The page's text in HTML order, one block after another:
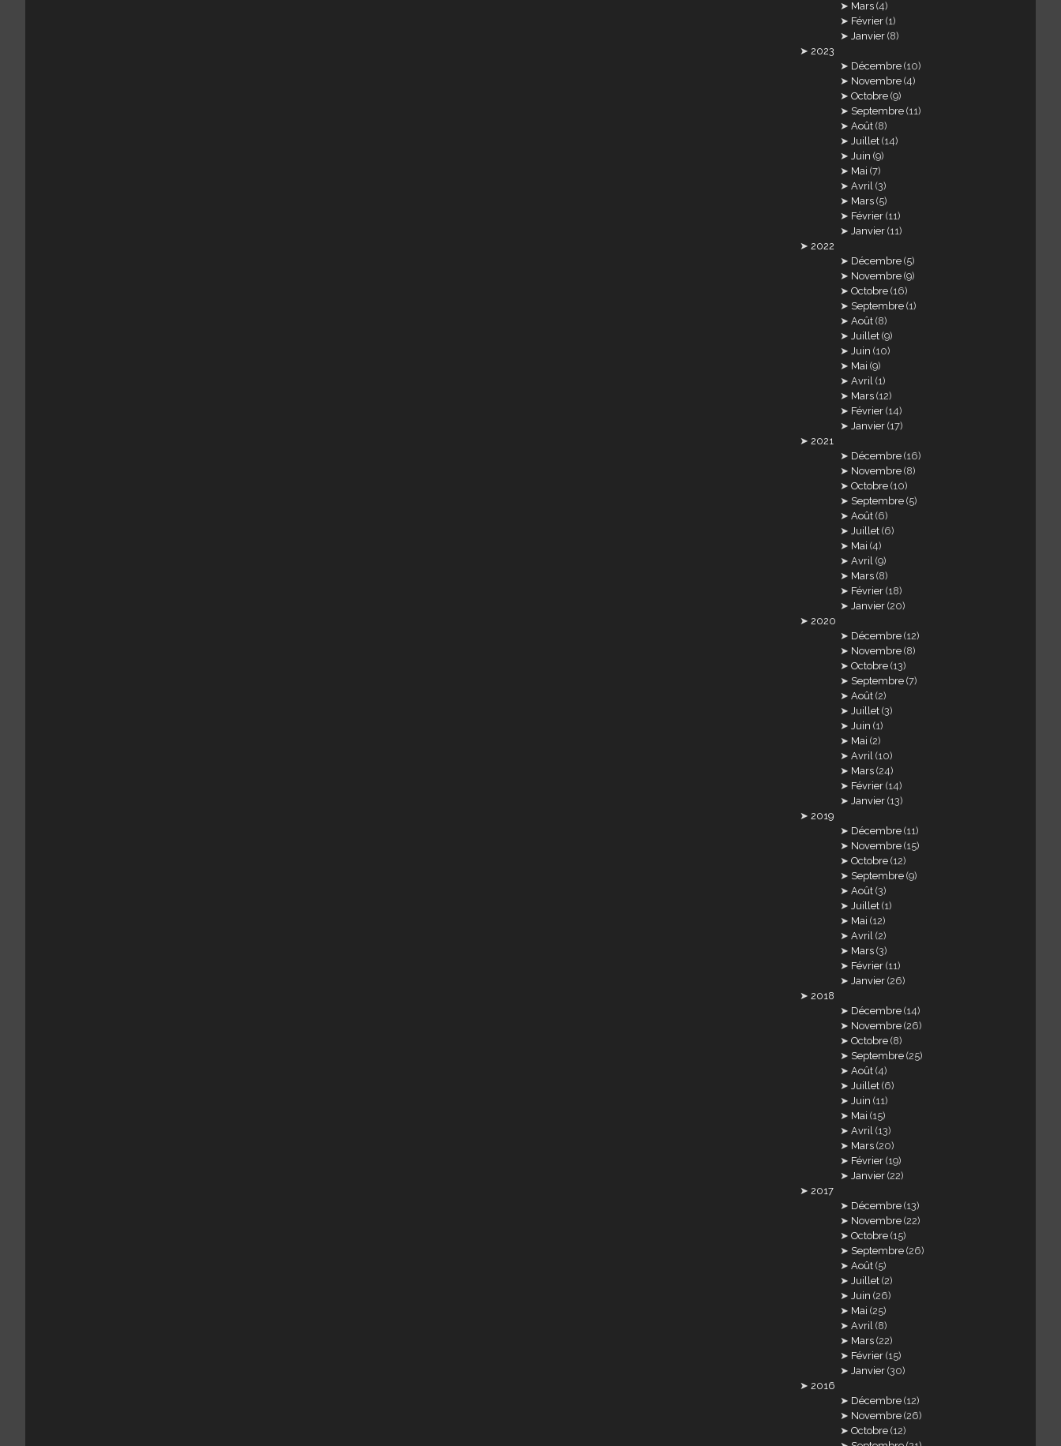
Mars (4)
Février (1)
Janvier (8)
2023
Décembre (10)
Novembre (4)
Octobre (9)
Septembre (11)
Août (8)
Juillet (14)
Juin (9)
Mai (7)
Avril (3)
Mars (5)
Février (11)
Janvier (11)
2022
Décembre (5)
Novembre (9)
Octobre (16)
Septembre (1)
Août (8)
Juillet (9)
Juin (10)
Mai (9)
Avril (1)
Mars (12)
Février (14)
Janvier (17)
2021
Décembre (16)
Novembre (8)
Octobre (10)
Septembre (5)
Août (6)
Juillet (6)
Mai (4)
Avril (9)
Mars (8)
Février (18)
Janvier (20)
2020
Décembre (12)
Novembre (8)
Octobre (13)
Septembre (7)
Août (2)
Juillet (3)
Juin (1)
Mai (2)
Avril (10)
Mars (24)
Février (14)
Janvier (13)
2019
Décembre (11)
Novembre (15)
Octobre (12)
Septembre (9)
Août (3)
Juillet (1)
Mai (12)
Avril (2)
Mars (3)
Février (11)
Janvier (26)
2018
Décembre (14)
Novembre (26)
Octobre (8)
Septembre (25)
Août (4)
Juillet (6)
Juin (11)
Mai (15)
Avril (13)
Mars (20)
Février (19)
Janvier (22)
2017
Décembre (13)
Novembre (22)
Octobre (15)
Septembre (26)
Août (5)
Juillet (2)
Juin (26)
Mai (25)
Avril (8)
Mars (22)
Février (15)
Janvier (30)
2016
Décembre (12)
Novembre (26)
Octobre (12)